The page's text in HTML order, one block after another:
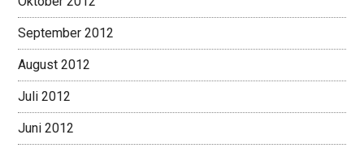
September 2012
August 2012
Juli 2012
Juni 2012